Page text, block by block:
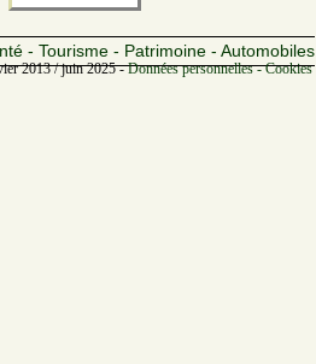
- Tourisme - Patrimoine - Automobiles
2013 / juin 2025 -Données personnelles -